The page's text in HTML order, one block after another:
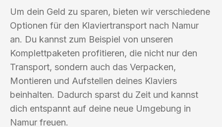
Um dein Geld zu sparen, bieten wir verschiedene
Optionen für den Klaviertransport nach Namur
an. Du kannst zum Beispiel von unseren
Komplettpaketen profitieren, die nicht nur den
Transport, sondern auch das Verpacken,
Montieren und Aufstellen deines Klaviers
beinhalten. Dadurch sparst du Zeit und kannst
dich entspannt auf deine neue Umgebung in
Namur freuen.